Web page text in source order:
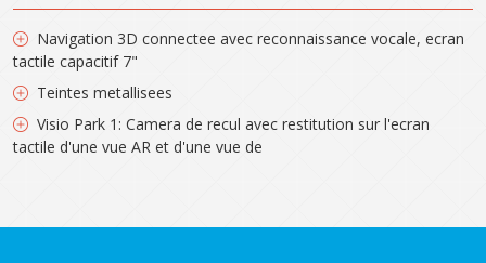
Navigation 3D connectee avec reconnaissance vocale, ecran
tactile capacitif 7"
Teintes metallisees
Visio Park 1: Camera de recul avec restitution sur l'ecran
tactile d'une vue AR et d'une vue de